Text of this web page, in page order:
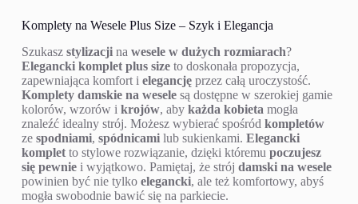
Komplety na Wesele Plus Size – Szyk i Elegancja
Szukasz stylizacjina wesele w dużych rozmiarach?
Elegancki komplet plus sizeto doskonała propozycja,
zapewniająca komfort i elegancjęprzez całą uroczystość.
Komplety damskie na weselesą dostępne w szerokiej gamie
kolorów, wzorów i krojów, aby każda kobieta mogła
znaleźć idealny strój. Możesz wybierać spośród kompletów
ze spodniami, spódnicamilub sukienkami. Elegancki
kompletto stylowe rozwiązanie, dzięki któremu poczujesz
się pewniei wyjątkowo. Pamiętaj, że strój damski na wesele
powinien być nie tylko elegancki, ale też komfortowy, abyś
mogła swobodnie bawić się na parkiecie.